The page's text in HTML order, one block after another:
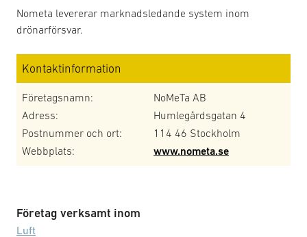
Nometa levererar marknadsledande system inom
drönarförsvar.
Kontaktinformation
Företagsnamn:
NoMeTa AB
Adress:
Humlegårdsgatan 4
Postnummer och ort:
114 46 Stockholm
Webbplats:
www.nometa.se
Företag verksamt inom
Luft